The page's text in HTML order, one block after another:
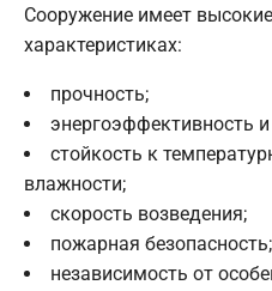
Сооружение имеет
характеристиках:
прочность;
энергоэффективность и
стойкость к
влажности;
скорость возведения;
пожарная безопасность;
независимость от